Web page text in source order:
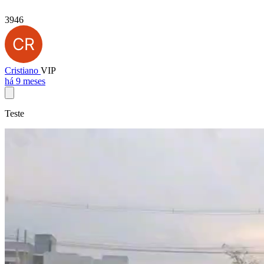
3946
Cristiano VIP
há 9 meses
Teste